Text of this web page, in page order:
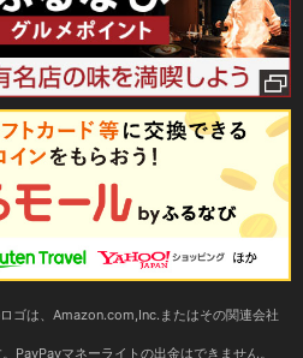
ゴは、Amazon.com,Inc.またはその関連会社
PayPayマネーライトの出金はできません。